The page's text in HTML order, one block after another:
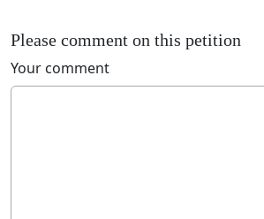
Please comment on this petition
Your comment